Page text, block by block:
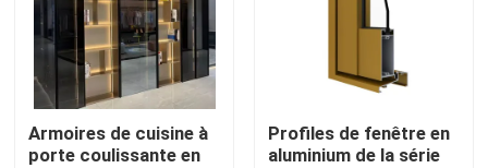
Aperçu
Armoires de cuisine à
porte coulissante en
Profiles de fenêtre en
aluminium de la série